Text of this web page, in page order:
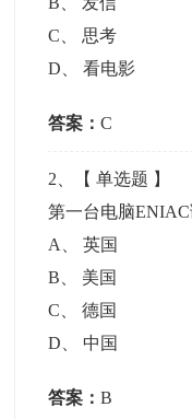
C
思考
D 、看电影
答案：C
2 、【单选题 】
第一台电脑
A
、英国
B
美国
C 、德国
D
中国
答案：B